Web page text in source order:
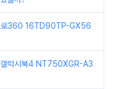
로360 16TD90TP-GX56
갤럭시북4 NT750XGR-A3